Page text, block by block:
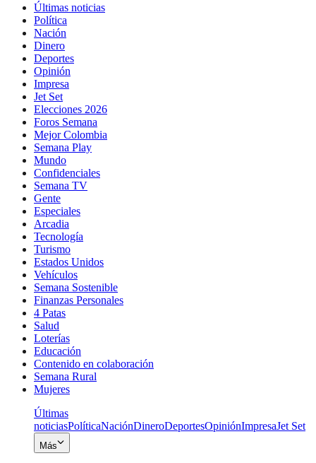
Últimas noticias
Política
Nación
Dinero
Deportes
Opinión
Impresa
Jet Set
Elecciones 2026
Foros Semana
Mejor Colombia
Semana Play
Mundo
Confidenciales
Semana TV
Gente
Especiales
Arcadia
Tecnología
Turismo
Estados Unidos
Vehículos
Semana Sostenible
Finanzas Personales
4 Patas
Salud
Loterías
Educación
Contenido en colaboración
Semana Rural
Mujeres
Últimas
noticiasPolíticaNaciónDineroDeportesOpiniónImpresaJet Set
Más